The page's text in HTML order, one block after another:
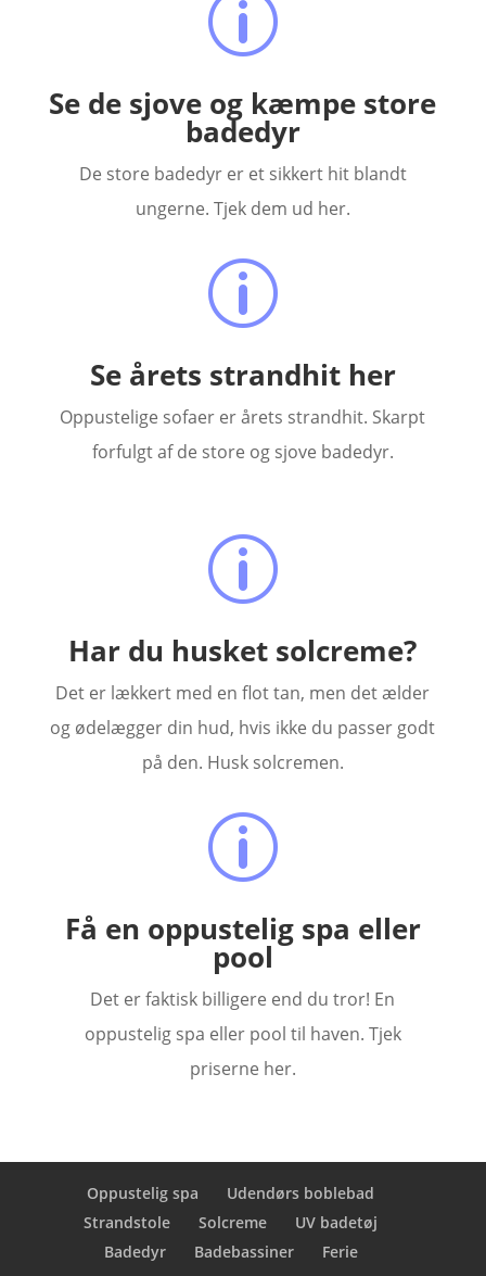
p
Se de sjove og kæmpe store
badedyr
De store badedyr er et sikkert hit blandt
ungerne. Tjek dem ud her.
p
Se årets strandhit her
Oppustelige sofaer er årets strandhit. Skarpt
forfulgt af de store og sjove badedyr.
p
Har du husket solcreme?
Det er lækkert med en flot tan, men det ælder
og ødelægger din hud, hvis ikke du passer godt
på den. Husk solcremen.
p
Få en oppustelig spa eller
pool
Det er faktisk billigere end du tror! En
oppustelig spa eller pool til haven. Tjek
priserne her.
Oppustelig spa
Udendørs boblebad
Strandstole
Solcreme
UV badetøj
Badedyr
Badebassiner Ferie